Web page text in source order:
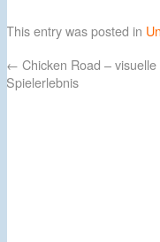
This entry was posted in
← Chicken Road –
Spielerlebnis